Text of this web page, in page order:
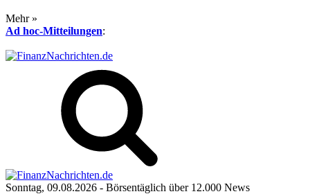
Mehr »
Ad hoc-Mitteilungen:
Sonntag, 09.08.2026 - Börsentäglich über 12.000 News